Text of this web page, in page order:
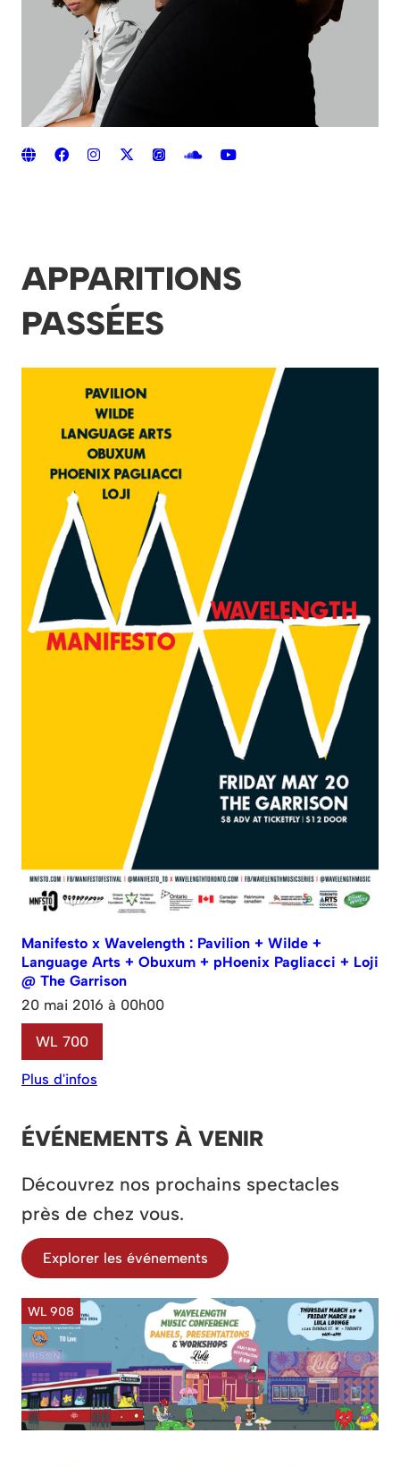
APPARITIONS
PASSÉES
Manifesto x Wavelength : Pavilion + Wilde +
Language Arts + Obuxum + pHoenix Pagliacci + Loji
@ The Garrison
20 mai 2016 à 00h00
WL 700
Plus d'infos
ÉVÉNEMENTS À VENIR
Découvrez nos prochains spectacles
près de chez vous.
Explorer les événements
WL 908